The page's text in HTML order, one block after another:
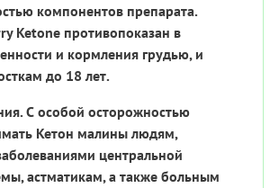
компонентов препарата.
Ketone противопоказан в
и кормления грудью, и
до 18 лет.
С особой осторожностью
Кетон малины людям,
центральной
астматикам, а также больным